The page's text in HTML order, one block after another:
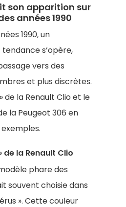
son apparition sur
années 1990
1990, un
s’opère,
vers des
et plus discrètes.
de la Renault Clio et le
la Peugeot 306 en
de la Renault Clio
phare des
souvent choisie dans
». Cette couleur